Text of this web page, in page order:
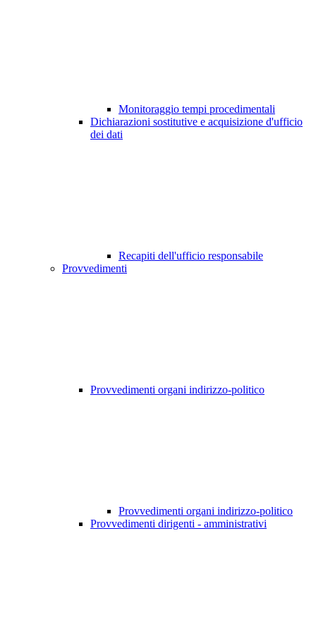
Monitoraggio tempi procedimentali
Dichiarazioni sostitutive e acquisizione d'ufficio
dei dati
Recapiti dell'ufficio responsabile
Provvedimenti
Provvedimenti organi indirizzo-politico
Provvedimenti organi indirizzo-politico
Provvedimenti dirigenti - amministrativi